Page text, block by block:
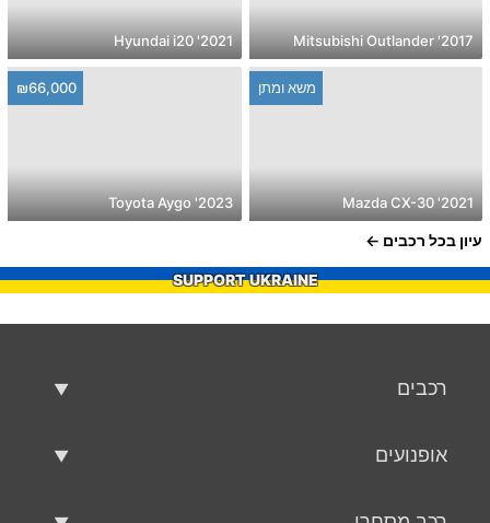
2017' Mitsubishi Outlander
2021' Hyundai i20
משא ומתן
2021' Mazda CX-30
₪66,000
2023' Toyota Aygo
עיון בכל רכבים
SUPPORT UKRAINE
רכבים
אופנועים